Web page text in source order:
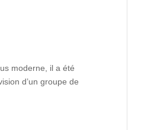
moderne, il a été
d’un groupe de